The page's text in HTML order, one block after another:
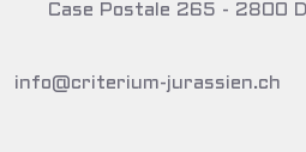
Case Postale 265 - 2800
info@criterium-jurassien.ch